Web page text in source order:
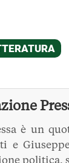
è un
e
politica,